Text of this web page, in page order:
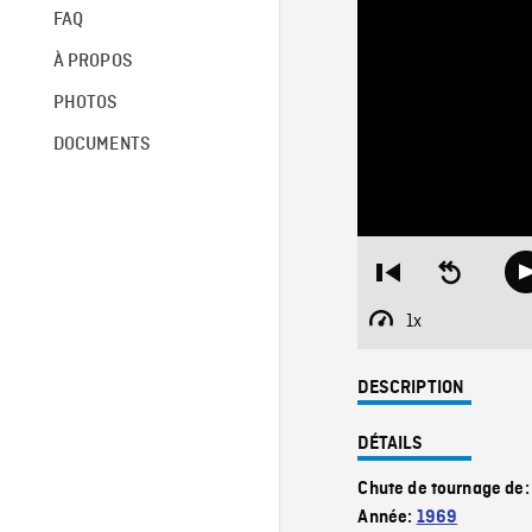
FAQ
À PROPOS
PHOTOS
DOCUMENTS
Restart
beginning
Seek
backward
1x
Playback
DESCRIPTION
DÉTAILS
Chute de tournage de:
Année: 1969